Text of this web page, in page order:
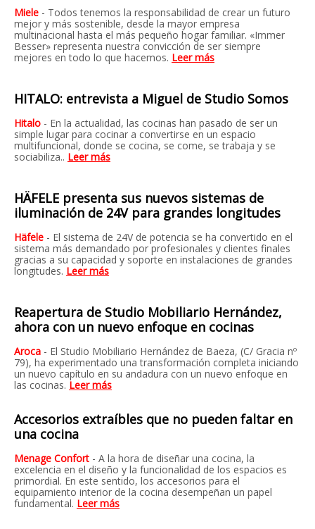
Miele - Todos tenemos la responsabilidad de crear un futuro
mejor y más sostenible, desde la mayor empresa
multinacional hasta el más pequeño hogar familiar. «Immer
Besser» representa nuestra convicción de ser siempre
mejores en todo lo que hacemos. Leer más
HITALO: entrevista a Miguel de Studio Somos
Hitalo - En la actualidad, las cocinas han pasado de ser un
simple lugar para cocinar a convertirse en un espacio
multifuncional, donde se cocina, se come, se trabaja y se
sociabiliza.. Leer más
HÄFELE presenta sus nuevos sistemas de
iluminación de 24V para grandes longitudes
Häfele - El sistema de 24V de potencia se ha convertido en el
sistema más demandado por profesionales y clientes finales
gracias a su capacidad y soporte en instalaciones de grandes
longitudes. Leer más
Reapertura de Studio Mobiliario Hernández,
ahora con un nuevo enfoque en cocinas
Aroca - El Studio Mobiliario Hernández de Baeza, (C/ Gracia nº
79), ha experimentado una transformación completa iniciando
un nuevo capítulo en su andadura con un nuevo enfoque en
las cocinas. Leer más
Accesorios extraíbles que no pueden faltar en
una cocina
Menage Confort - A la hora de diseñar una cocina, la
excelencia en el diseño y la funcionalidad de los espacios es
primordial. En este sentido, los accesorios para el
equipamiento interior de la cocina desempeñan un papel
fundamental. Leer más